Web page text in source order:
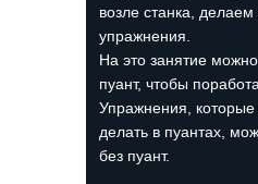
возле станка,
упражнения.
На это занятие
пуант, чтобы
Упражнения, которые
делать в пуантах,
без пуант.